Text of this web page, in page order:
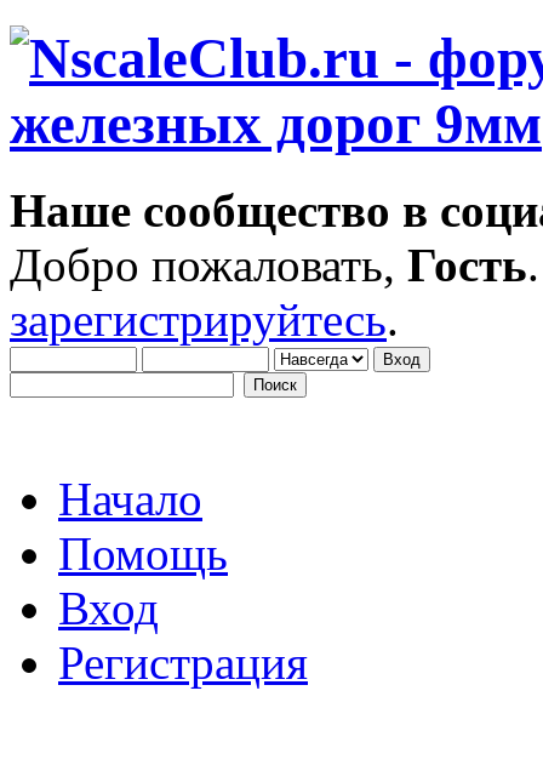
Наше сообщество в
Добро пожаловать, Гость
зарегистрируйтесь.
Начало
Помощь
Вход
Регистрация